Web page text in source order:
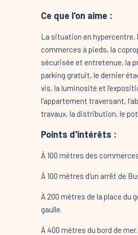
Ce que l'on aime :
La situation en hypercentre,
commerces à pieds, la
sécurisée et entretenue, la
parking gratuit, le dernier
vis, la luminosité et
l'appartement traversant,
travaux, la distribution, le
Points d'intérêts :
À 100 mètres des
À 100 mètres d'un arrêt de
À 200 mètres de la place du
gaulle.
À 400 mètres du bord de mer.